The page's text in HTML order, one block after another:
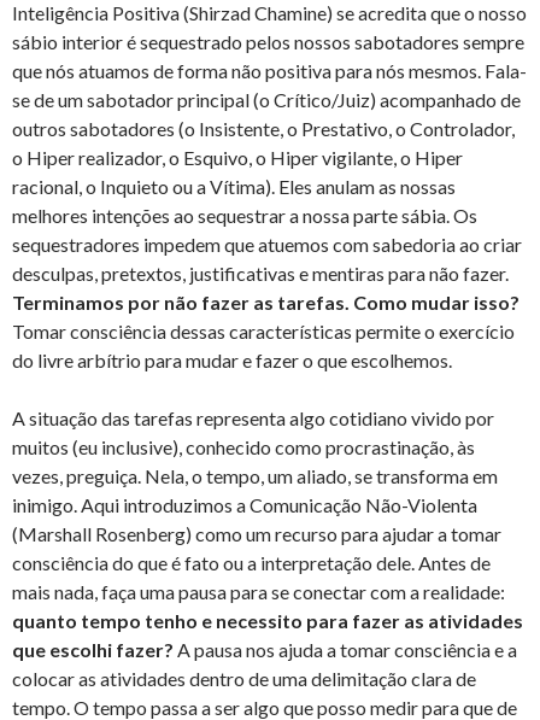
Inteligência Positiva (Shirzad Chamine) se acredita que o nosso
sábio interior é sequestrado pelos nossos sabotadores sempre
que nós atuamos de forma não positiva para nós mesmos. Fala-
se de um sabotador principal (o Crítico/Juiz) acompanhado de
outros sabotadores (o Insistente, o Prestativo, o Controlador,
o Hiper realizador, o Esquivo, o Hiper vigilante, o Hiper
racional, o Inquieto ou a Vítima). Eles anulam as nossas
melhores intenções ao sequestrar a nossa parte sábia. Os
sequestradores impedem que atuemos com sabedoria ao criar
desculpas, pretextos, justificativas e mentiras para não fazer.
Terminamos por não fazer as tarefas. Como mudar isso?
Tomar consciência dessas características permite o exercício
do livre arbítrio para mudar e fazer o que escolhemos.
A situação das tarefas representa algo cotidiano vivido por
muitos (eu inclusive), conhecido como procrastinação, às
vezes, preguiça. Nela, o tempo, um aliado, se transforma em
inimigo. Aqui introduzimos a Comunicação Não-Violenta
(Marshall Rosenberg) como um recurso para ajudar a tomar
consciência do que é fato ou a interpretação dele. Antes de
mais nada, faça uma pausa para se conectar com a realidade:
quanto tempo tenho e necessito para fazer as atividades
que escolhi fazer? A pausa nos ajuda a tomar consciência e a
colocar as atividades dentro de uma delimitação clara de
tempo. O tempo passa a ser algo que posso medir para que de